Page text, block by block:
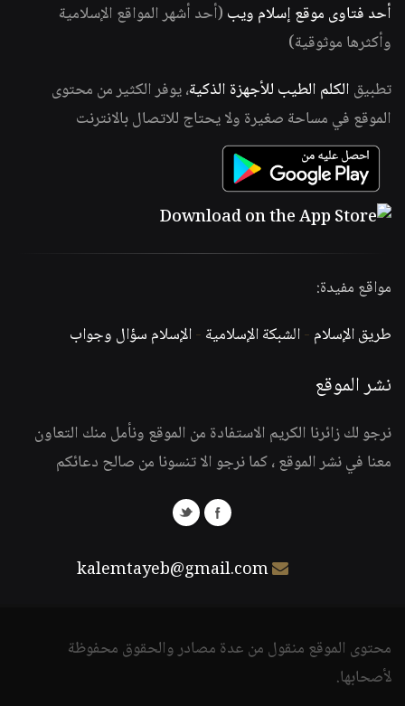
أحد فتاوى موقع إسلام ويب (أحد أشهر المواقع الإسلامية
وأكثرها موثوقية)
تطبيق الكلم الطيب للأجهزة الذكية، يوفر الكثير من محتوى
الموقع في مساحة صغيرة ولا يحتاج للاتصال بالانترنت
مواقع مفيدة:
طريق الإسلام -الشبكة الإسلامية -الإسلام سؤال وجواب
نشر الموقع
نرجو لك زائرنا الكريم الاستفادة من الموقع ونأمل منك التعاون
معنا في نشر الموقع ، كما نرجو الا تنسونا من صالح دعائكم
kalemtayeb@gmail.com
محتوى الموقع منقول من عدة مصادر والحقوق محفوظة
لأصحابها.